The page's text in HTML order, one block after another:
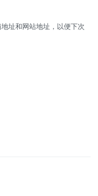
址和网站地址，以便下次